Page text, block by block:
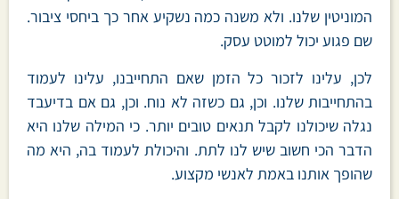
המוניטין שלנו. ולא משנה כמה נשקיע אחר כך ביחסי ציבור.
שם פגוע יכול למוטט עסק.
לכן, עלינו לזכור כל הזמן שאם התחייבנו, עלינו לעמוד
בהתחייבות שלנו. וכן, גם כשזה לא נוח. וכן, גם אם בדיעבד
נגלה שיכולנו לקבל תנאים טובים יותר. כי המילה שלנו היא
הדבר הכי חשוב שיש לנו לתת. והיכולת לעמוד בה, היא מה
שהופך אותנו באמת לאנשי מקצוע.